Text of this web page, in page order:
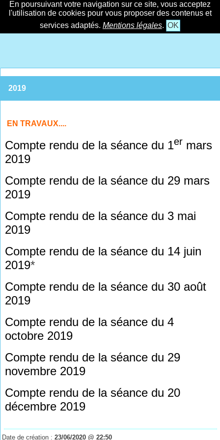
En poursuivant votre navigation sur ce site, vous acceptez
l'utilisation de cookies pour vous proposer des contenus et
services adaptés. Mentions légales. OK
2019
EN TRAVAUX....
Compte rendu de la séance du 1er mars
2019
Compte rendu de la séance du 29 mars
2019
Compte rendu de la séance du 3 mai
2019
Compte rendu de la séance du 14 juin
2019*
Compte rendu de la séance du 30 août
2019
Compte rendu de la séance du 4
octobre 2019
Compte rendu de la séance du 29
novembre 2019
Compte rendu de la séance du 20
décembre 2019
Date de création :23/06/2020 @ 22:50